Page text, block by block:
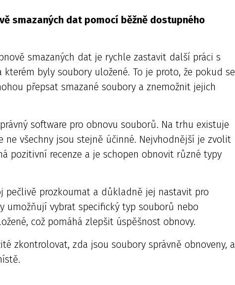
smazaných dat pomocí běžně dostupného
smazaných dat je rychle zastavit další práci s
byly soubory uložené. To je proto, že pokud se
přepsat smazané soubory a znemožnit jejich
software pro obnovu souborů. Na trhu existuje
ne všechny jsou stejně účinné. Nejvhodnější je zvolit
pozitivní recenze a je schopen obnovit různé typy
pečlivě prozkoumat a důkladně jej nastavit pro
umožňují vybrat specifický typ souborů nebo
což pomáhá zlepšit úspěšnost obnovy.
zkontrolovat, zda jsou soubory správně obnoveny, a